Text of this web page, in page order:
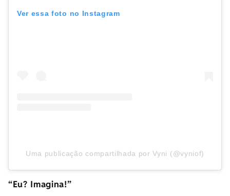
Ver essa foto no Instagram
Uma publicação compartilhada por Vyni (@vyniof)
“Eu? Imagina!”